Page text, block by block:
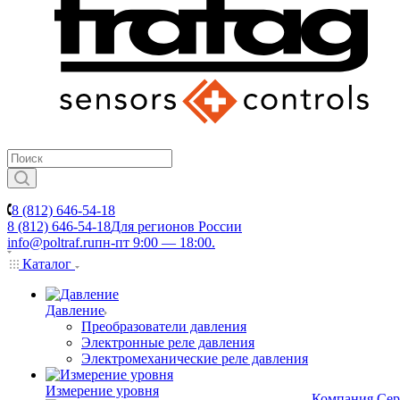
8 (812) 646-54-18
8 (812) 646-54-18Для регионов России
info@poltraf.ruпн-пт 9:00 — 18:00.
Каталог
Давление
Преобразователи давления
Электронные реле давления
Электромеханические реле давления
Измерение уровня